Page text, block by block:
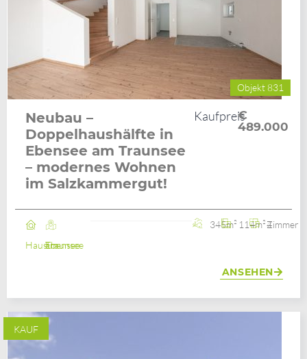
Objekt 831
Neubau –
Doppelhaushälfte in
Ebensee am Traunsee
– modernes Wohnen
im Salzkammergut!
Kaufpreis
€
489.000
HausEbensee am Traunsee
345m² 114m²4 Zimmer
ANSEHEN
KAUF